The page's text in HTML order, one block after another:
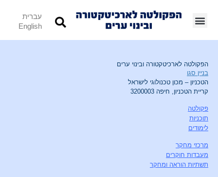
עברית
English
הפקולטה לארכיטקטורה ובינוי ערים
בניין סגו
הטכניון – מכון טכנולוגי לישראל
קריית הטכניון, חיפה 3200003
פקולטה
תוכניות
לימודים
מרכזי מחקר
מעבדות חוקרים
תשתיות הוראה ומחקר